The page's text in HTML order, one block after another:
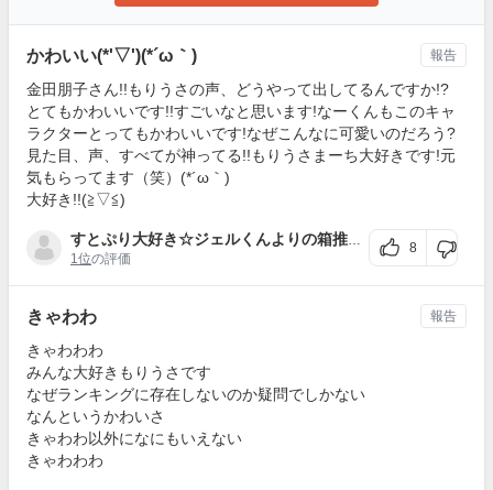
かわいい(*'▽')(*´ω｀)
金田朋子さん!!もりうさの声、どうやって出してるんですか!?
とてもかわいいです!!すごいなと思います!なーくんもこのキャ
ラクターとってもかわいいです!なぜこんなに可愛いのだろう?
見た目、声、すべてが神ってる!!もりうさまーち大好きです!元
気もらってます（笑）(*´ω｀)
大好き!!(≧▽≦)
すとぷり大好き☆ジェルくんよりの箱推し🧡
さん
1位の評価
8
報告
きゃわわ
きゃわわわ
みんな大好きもりうさです
なぜランキングに存在しないのか疑問でしかない
なんというかわいさ
きゃわわ以外になにもいえない
きゃわわわ
報告